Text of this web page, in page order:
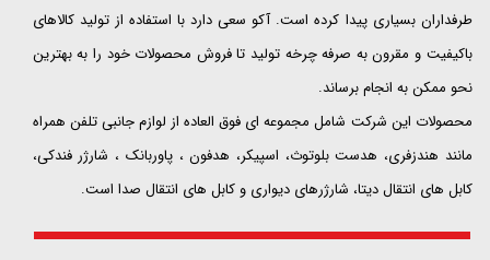
طرفداران بسیاری پیدا کرده است. آکو سعی دارد با استفاده از تولید کالاهای
باکیفیت و مقرون به صرفه چرخه تولید تا فروش محصولات خود را به بهترین
نحو ممکن به انجام برساند.
محصولات این شرکت شامل مجموعه ای فوق العاده از لوازم جانبی تلفن همراه
مانند هندزفری، هدست بلوتوث، اسپیکر، هدفون ، پاوربانک ، شارژر فندکی،
کابل های انتقال دیتا، شارژرهای دیواری و کابل های انتقال صدا است.